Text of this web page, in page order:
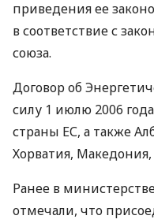
приведения ее
в соответствие с
союза.
Договор об
силу 1 июлю 2006
страны ЕС, а также
Хорватия,
Ранее в
отмечали, что